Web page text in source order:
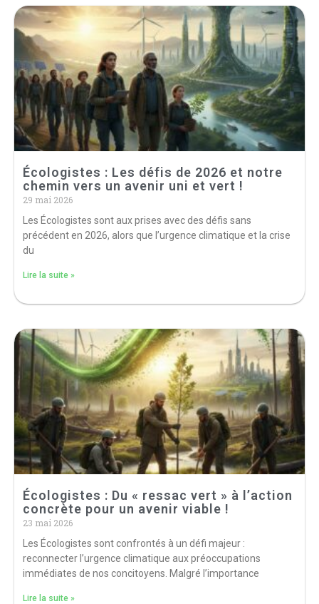
Écologistes : Les défis de 2026 et notre
chemin vers un avenir uni et vert !
29 mai 2026
Les Écologistes sont aux prises avec des défis sans
précédent en 2026, alors que l’urgence climatique et la crise
du
Lire la suite »
Écologistes : Du « ressac vert » à l’action
concrète pour un avenir viable !
23 mai 2026
Les Écologistes sont confrontés à un défi majeur :
reconnecter l’urgence climatique aux préoccupations
immédiates de nos concitoyens. Malgré l’importance
Lire la suite »